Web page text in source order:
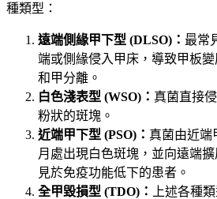
種類型：
遠端側緣甲下型 (DLSO)： 最常
端或側緣侵入甲床，導致甲板
和甲分離。
白色淺表型 (WSO)： 真菌直接
粉狀的斑塊。
近端甲下型 (PSO)： 真菌由近端
月處出現白色斑塊，並向遠端
見於免疫功能低下的患者。
全甲毀損型 (TDO)：
上述各種